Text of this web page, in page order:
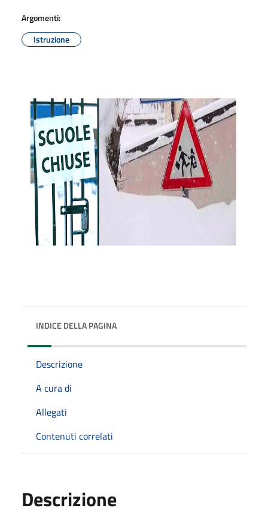
Argomenti:
Istruzione
INDICE DELLA PAGINA
Descrizione
A cura di
Allegati
Contenuti correlati
Descrizione